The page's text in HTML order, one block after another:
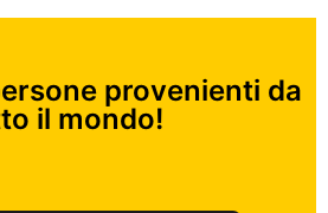
provenienti da
il mondo!